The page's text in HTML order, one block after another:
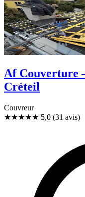
Af Couverture
Créteil
Couvreur
★★★★★ 5,0 (31 avis)